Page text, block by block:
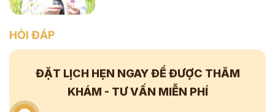
HỎI ĐÁP
ĐẶT LỊCH HẸN NGAYĐỂ ĐƯỢC THĂM
KHÁM - TƯ VẤN MIỄN PHÍ